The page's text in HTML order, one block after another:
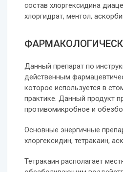
состав хлоргексидина
хлоргидрат, ментол,
Данный препарат по
действенным
которое используется в
практике. Данный продукт
противомикробное и
Основные энергичные
хлоргексидин, тетракаин,
Тетракаин располагает